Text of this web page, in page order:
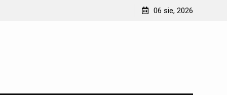
06 sie, 2026